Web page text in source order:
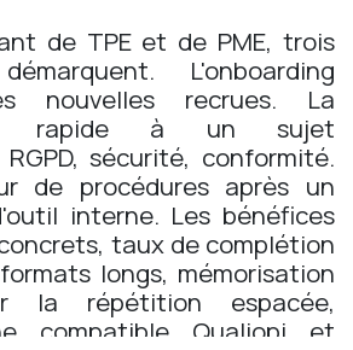
de TPE et de PME, trois
L'onboarding
nouvelles recrues. La
rapide à un sujet
sécurité, conformité.
de procédures après un
interne. Les bénéfices
taux de complétion
longs, mémorisation
la répétition espacée,
compatible Qualiopi et